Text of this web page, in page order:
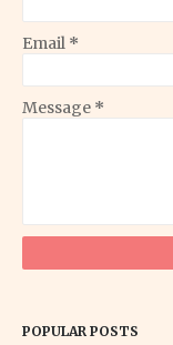
Email *
Message *
POPULAR POSTS